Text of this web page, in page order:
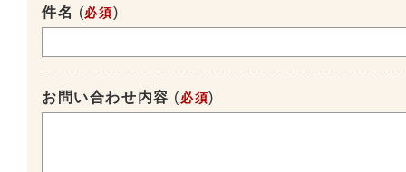
件名 (必須)
お問い合わせ内容 ( 必須)